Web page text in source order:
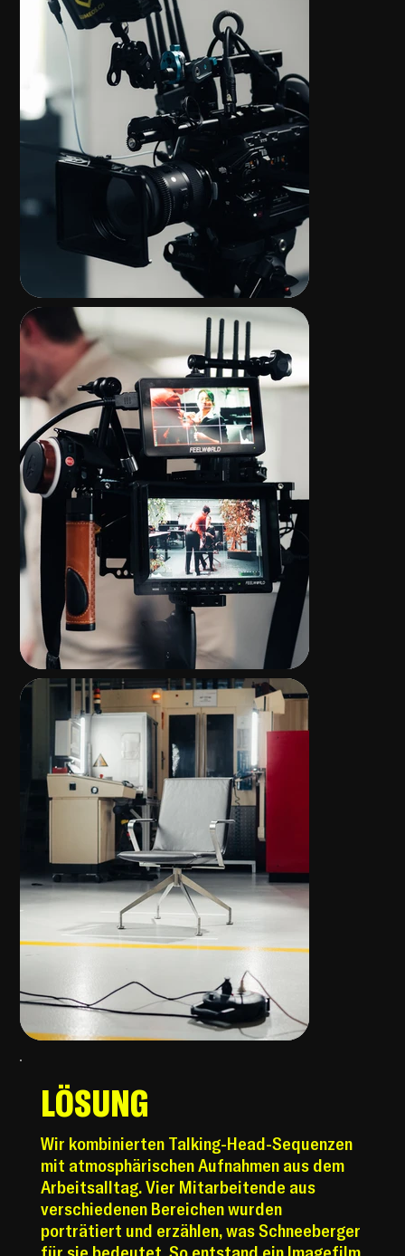
LÖSUNG
Wir kombinierten Talking-Head-Sequenzen
mit atmosphärischen Aufnahmen aus dem
Arbeitsalltag. Vier Mitarbeitende aus
verschiedenen Bereichen wurden
porträtiert und erzählen, was Schneeberger